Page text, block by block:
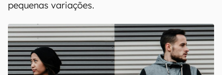
Resultados consistentes entre
diferentes países
Mesmo com culturas e sistemas de saúde
distintos, os resultados se mostraram